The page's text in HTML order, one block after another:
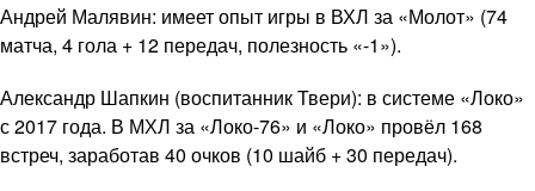
Андрей Малявин: имеет опыт игры в ВХЛ за «Молот» (74
матча, 4 гола + 12 передач, полезность «-1»).
Александр Шапкин (воспитанник Твери): в системе «Локо»
с 2017 года. В МХЛ за «Локо-76» и «Локо» провёл 168
встреч, заработав 40 очков (10 шайб + 30 передач).